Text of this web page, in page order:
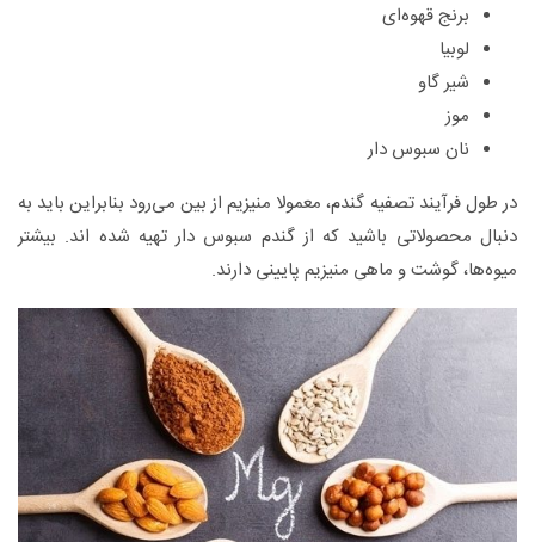
برنج قهوه‌ای
لوبیا
شیر گاو
موز
نان سبوس دار
در طول فرآیند تصفیه گندم، معمولا منیزیم از بین می‌رود بنابراین باید به
دنبال محصولاتی باشید که از گندم سبوس دار تهیه شده اند. بیشتر
میوه‌ها، گوشت و ماهی منیزیم پایینی دارند.